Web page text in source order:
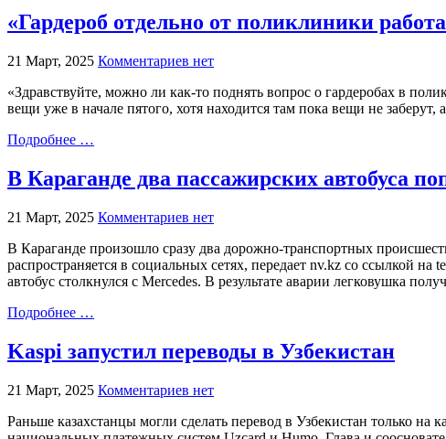
«Гардероб отдельно от поликлиники
21 Март, 2025 Комментариев нет
«Здравствуйте, можно ли как-то поднять вопрос о гардеробах в
вещи уже в начале пятого, хотя находится там пока вещи не
Подробнее …
В Караганде два пассажирских автобуса
21 Март, 2025 Комментариев нет
В Караганде произошло сразу два дорожно-транспортных
распространяется в социальных сетях, передает nv.kz со ссылкой
автобус столкнулся с Mercedes. В результате аварии легковушка
Подробнее …
Kaspi запустил переводы в Узбекистан
21 Март, 2025 Комментариев нет
Раньше казахстанцы могли сделать перевод в Узбекистан только